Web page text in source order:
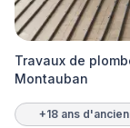
Travaux de
Montauban
+18 ans